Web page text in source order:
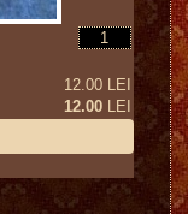
12.00 LEI
12.00LEI